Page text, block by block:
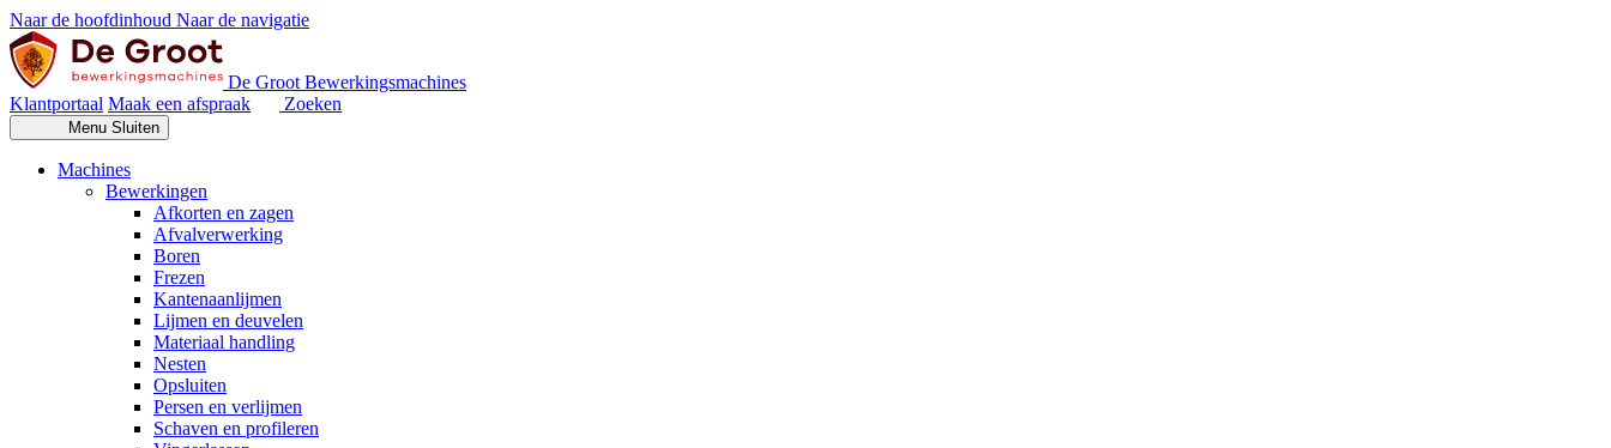
Naar de hoofdinhoud Naar de navigatie
De Groot Bewerkingsmachines
Klantportaal Maak een afspraak Zoeken
Menu Sluiten
Machines
Bewerkingen
Afkorten en zagen
Afvalverwerking
Boren
Frezen
Kantenaanlijmen
Lijmen en deuvelen
Materiaal handling
Nesten
Opsluiten
Persen en verlijmen
Schaven en profileren